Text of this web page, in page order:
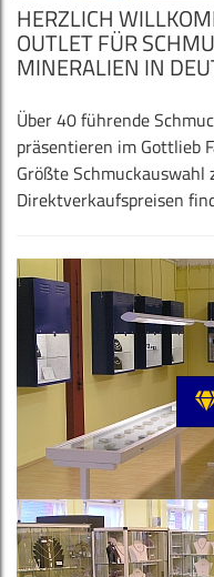
HERZLICH
OUTLET FÜR
MINERALIEN IN
Über 40 führende
präsentieren im Gottlieb
Größte Schmuckauswahl
Direktverkaufspreisen